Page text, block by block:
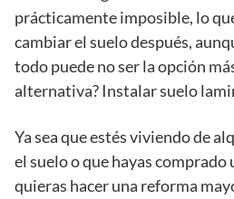
prácticamente imposible, lo
cambiar el suelo después,
todo puede no ser la opción
alternativa? Instalar suelo
Ya sea que estés viviendo de
el suelo o que hayas comprado
quieras hacer una reforma